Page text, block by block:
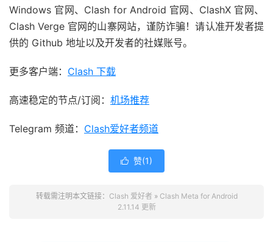
Windows 官网、Clash for Android 官网、ClashX 官网、
Clash Verge 官网的山寨网站，谨防诈骗！请认准开发者提
供的 Github 地址以及开发者的社媒账号。
更多客户端： Clash 下载
高速稳定的节点/订阅： 机场推荐
Telegram 频道： Clash爱好者频道
 赞(1)
转载需注明本文链接： Clash 爱好者 » Clash Meta for Android
2.11.14 更新